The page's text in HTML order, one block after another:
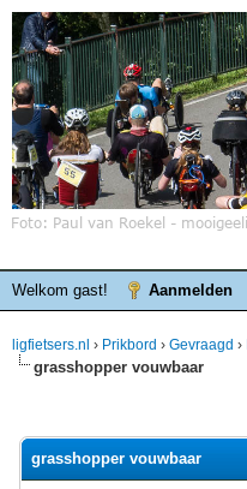
Welkom gast! Aanmelden
ligfietsers.nl › Prikbord › Gevraagd ›
grasshopper vouwbaar
grasshopper vouwbaar